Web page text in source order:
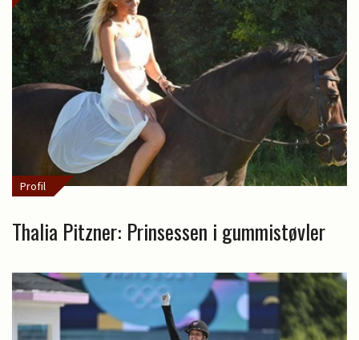
Profil
Thalia Pitzner: Prinsessen i gummistøvler